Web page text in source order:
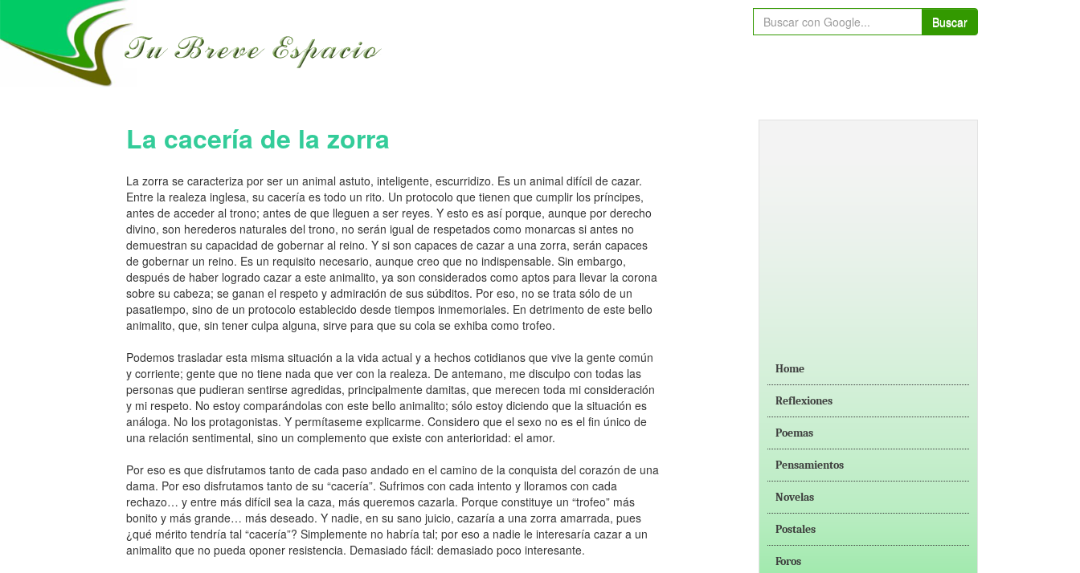
Buscar
La cacería de la zorra
La zorra se caracteriza por ser un animal astuto, inteligente, escurridizo. Es un animal difícil de cazar.
Entre la realeza inglesa, su cacería es todo un rito. Un protocolo que tienen que cumplir los príncipes,
antes de acceder al trono; antes de que lleguen a ser reyes. Y esto es así porque, aunque por derecho
divino, son herederos naturales del trono, no serán igual de respetados como monarcas si antes no
demuestran su capacidad de gobernar al reino. Y si son capaces de cazar a una zorra, serán capaces
de gobernar un reino. Es un requisito necesario, aunque creo que no indispensable. Sin embargo,
después de haber logrado cazar a este animalito, ya son considerados como aptos para llevar la corona
sobre su cabeza; se ganan el respeto y admiración de sus súbditos. Por eso, no se trata sólo de un
pasatiempo, sino de un protocolo establecido desde tiempos inmemoriales. En detrimento de este bello
animalito, que, sin tener culpa alguna, sirve para que su cola se exhiba como trofeo.
Podemos trasladar esta misma situación a la vida actual y a hechos cotidianos que vive la gente común
y corriente; gente que no tiene nada que ver con la realeza. De antemano, me disculpo con todas las
personas que pudieran sentirse agredidas, principalmente damitas, que merecen toda mi consideración
y mi respeto. No estoy comparándolas con este bello animalito; sólo estoy diciendo que la situación es
análoga. No los protagonistas. Y permítaseme explicarme. Considero que el sexo no es el fin único de
una relación sentimental, sino un complemento que existe con anterioridad: el amor.
Por eso es que disfrutamos tanto de cada paso andado en el camino de la conquista del corazón de una
dama. Por eso disfrutamos tanto de su “cacería”. Sufrimos con cada intento y lloramos con cada
rechazo… y entre más difícil sea la caza, más queremos cazarla. Porque constituye un “trofeo” más
bonito y más grande… más deseado. Y nadie, en su sano juicio, cazaría a una zorra amarrada, pues
¿qué mérito tendría tal “cacería”? Simplemente no habría tal; por eso a nadie le interesaría cazar a un
animalito que no pueda oponer resistencia. Demasiado fácil: demasiado poco interesante.
Home
Reflexiones
Poemas
Pensamientos
Novelas
Postales
Foros